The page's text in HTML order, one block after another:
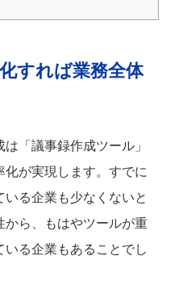
すれば業務全体
「議事録作成ツール」
が実現します。すでに
る企業も少なくないと
から、もはやツールが重
る企業もあることでし